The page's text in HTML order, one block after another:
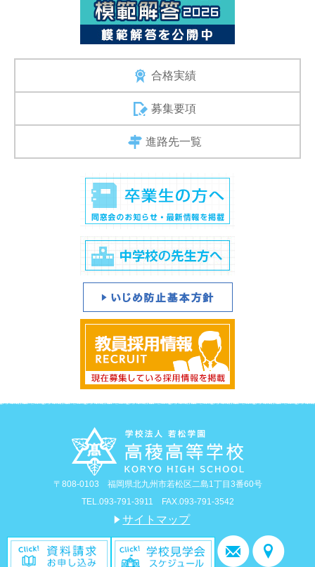
合格実績
募集要項
進路先一覧
〒808-0103 福岡県北九州市若松区二島1丁目3番60号
TEL.093-791-3911 FAX.093-791-3542
サイトマップ